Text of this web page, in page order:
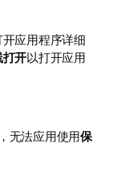
应用程序详细
开以打开应用
无法应用使用保